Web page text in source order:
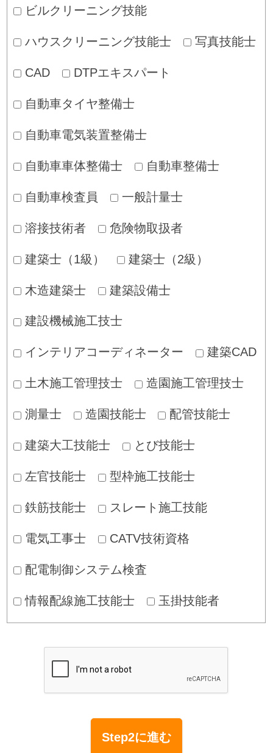
ビルクリーニング技能
ハウスクリーニング技能士 写真技能士
CAD DTPエキスパート
自動車タイヤ整備士
自動車電気装置整備士
自動車車体整備士 自動車整備士
自動車検査員 一般計量士
溶接技術者 危険物取扱者
建築士（1級） 建築士（2級）
木造建築士 建築設備士
建設機械施工技士
インテリアコーディネーター 建築CAD
土木施工管理技士 造園施工管理技士
測量士 造園技能士 配管技能士
建築大工技能士 とび技能士
左官技能士 型枠施工技能士
鉄筋技能士 スレート施工技能
電気工事士 CATV技術資格
配電制御システム検査
情報配線施工技能士 玉掛技能者